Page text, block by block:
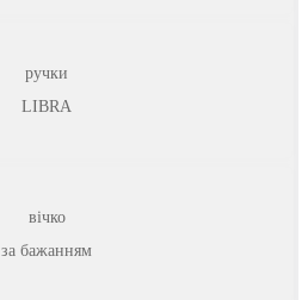
ручки
LIBRA
вічко
за бажанням